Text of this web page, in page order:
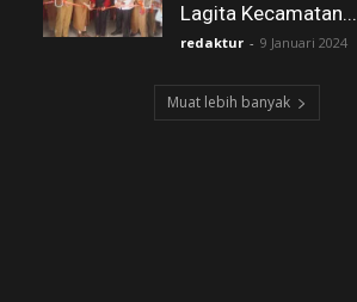
Lagita Kecamatan...
redaktur - 9 Januari 2024
Muat lebih banyak